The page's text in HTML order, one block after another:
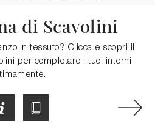
di Scavolini
in tessuto? Clicca e scopri il
per completare i tuoi interni